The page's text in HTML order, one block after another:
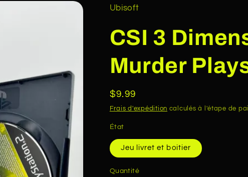
Ubisoft
CSI 3
Murder
Prix
habituel
$9.99
Frais d'expédition calculés à l'étape de
État
Jeu livret et boitier
Quantité
Quantité